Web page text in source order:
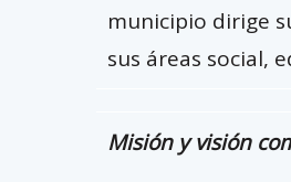
municipio dirige
sus áreas social,
Misión y visión